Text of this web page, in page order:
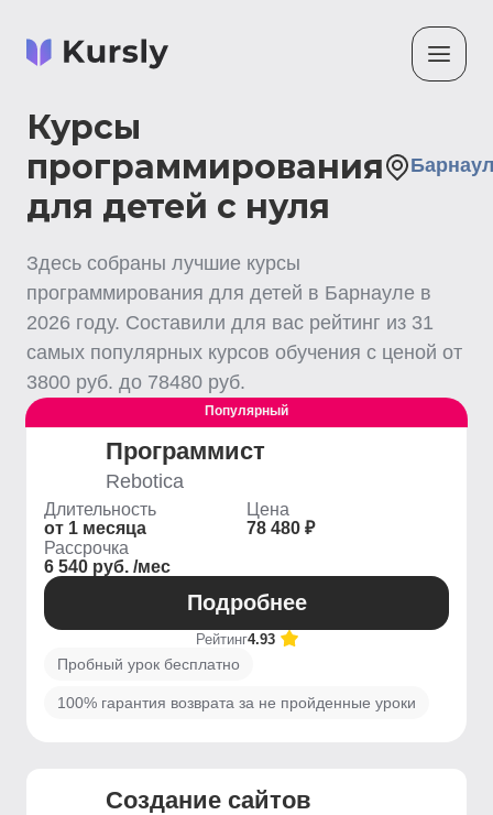
Курсы
программирования
для детей с нуля
Барнаул
Здесь собраны лучшие курсы
программирования для детей в Барнауле в
2026 году. Составили для вас рейтинг из 31
самых популярных курсов обучения с ценой от
3800 руб. до 78480 руб.
Популярный
Программист
Rebotica
Длительность
от 1 месяца
Цена
78 480 ₽
Рассрочка
6 540 руб. /мес
Подробнее
Рейтинг4.93
Пробный урок бесплатно
100% гарантия возврата за не пройденные уроки
Создание сайтов